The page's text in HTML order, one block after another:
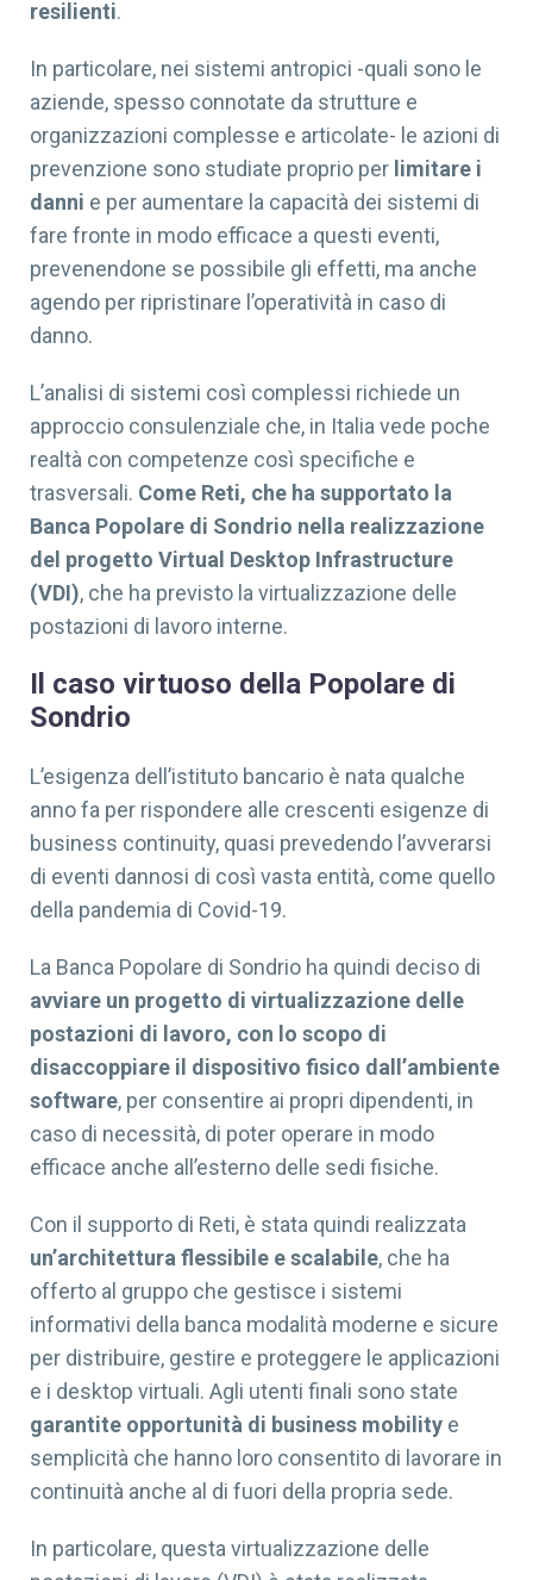
resilienti.
In particolare, nei sistemi antropici -quali sono le
aziende, spesso connotate da strutture e
organizzazioni complesse e articolate- le azioni di
prevenzione sono studiate proprio per limitare i
danni e per aumentare la capacità dei sistemi di
fare fronte in modo efficace a questi eventi,
prevenendone se possibile gli effetti, ma anche
agendo per ripristinare l’operatività in caso di
danno.
L’analisi di sistemi così complessi richiede un
approccio consulenziale che, in Italia vede poche
realtà con competenze così specifiche e
trasversali. Come Reti, che ha supportato la
Banca Popolare di Sondrio nella realizzazione
del progetto Virtual Desktop Infrastructure
(VDI), che ha previsto la virtualizzazione delle
postazioni di lavoro interne.
Il caso virtuoso della Popolare di
Sondrio
L’esigenza dell’istituto bancario è nata qualche
anno fa per rispondere alle crescenti esigenze di
business continuity, quasi prevedendo l’avverarsi
di eventi dannosi di così vasta entità, come quello
della pandemia di Covid-19.
La Banca Popolare di Sondrio ha quindi deciso di
avviare un progetto di virtualizzazione delle
postazioni di lavoro, con lo scopo di
disaccoppiare il dispositivo fisico dall’ambiente
software, per consentire ai propri dipendenti, in
caso di necessità, di poter operare in modo
efficace anche all’esterno delle sedi fisiche.
Con il supporto di Reti, è stata quindi realizzata
un’architettura flessibile e scalabile, che ha
offerto al gruppo che gestisce i sistemi
informativi della banca modalità moderne e sicure
per distribuire, gestire e proteggere le applicazioni
e i desktop virtuali. Agli utenti finali sono state
garantite opportunità di business mobility e
semplicità che hanno loro consentito di lavorare in
continuità anche al di fuori della propria sede.
In particolare, questa virtualizzazione delle